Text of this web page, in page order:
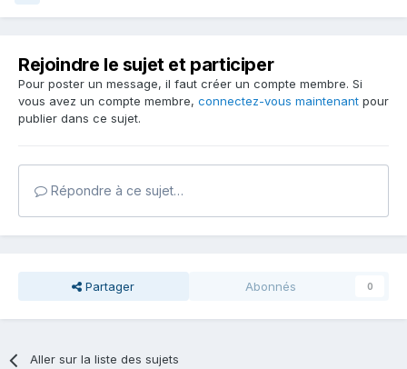
Rejoindre le sujet et participer
Pour poster un message, il faut créer un compte membre. Si
vous avez un compte membre, connectez-vous maintenant pour
publier dans ce sujet.
Répondre à ce sujet…
Partager Abonnés 0
Aller sur la liste des sujets